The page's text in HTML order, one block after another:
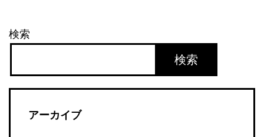
検索
検索
アーカイブ